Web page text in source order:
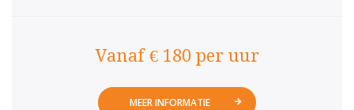
Vanaf € 180 per uur
MEER INFORMATIE